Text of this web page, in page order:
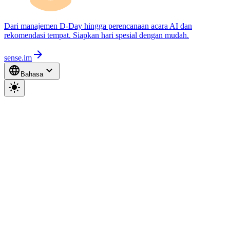
Dari manajemen D-Day hingga perencanaan acara AI dan
rekomendasi tempat. Siapkan hari spesial dengan mudah.
sense.im arrow_forward
language Bahasa expand_more
light_mode